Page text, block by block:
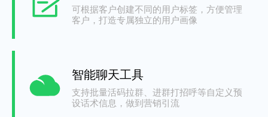
可根据客户创建不同的用户标签，方便管理
客户，打造专属独立的用户画像
智能聊天工具
支持批量活码拉群、进群打招呼等自定义预
设话术信息，做到营销引流